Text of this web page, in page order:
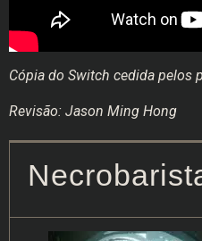
Cópia do Switch cedida pelos
Revisão: Jason Ming Hong